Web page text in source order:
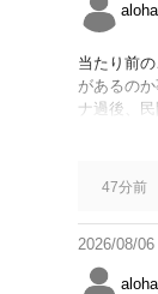
当たり前
があるの
ナ過後、
リモート
し。貴重
知してか
47分前
2026/08/06